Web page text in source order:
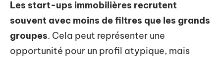
Les start-ups immobilières recrutent
souvent avec moins de filtres que les grands
groupes. Cela peut représenter une
opportunité pour un profil atypique, mais